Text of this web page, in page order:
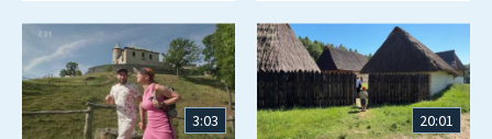
3:03 20:01